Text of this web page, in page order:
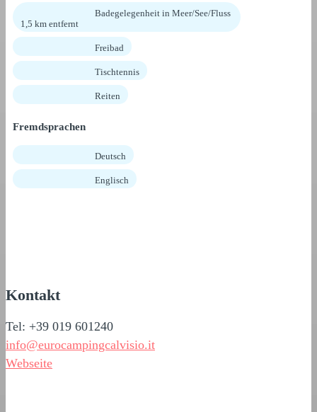
Badegelegenheit in Meer/See/Fluss
1,5 km entfernt
Freibad
Tischtennis
Reiten
Fremdsprachen
Deutsch
Englisch
Kontakt
Tel: +39 019 601240
info@eurocampingcalvisio.it
Webseite